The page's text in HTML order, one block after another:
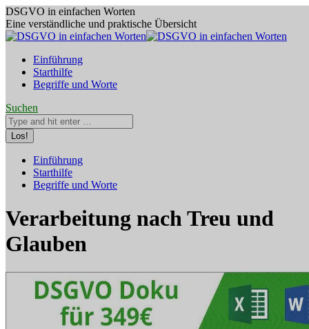
Zum
Inhalt
springen
DSGVO in einfachen Worten
Eine verständliche und praktische Übersicht
Einführung
Starthilfe
Begriffe und Worte
Search:
Suchen
page
opens
window
page
opens
window
Einführung
Starthilfe
Begriffe und Worte
Verarbeitung nach Treu und
Glauben